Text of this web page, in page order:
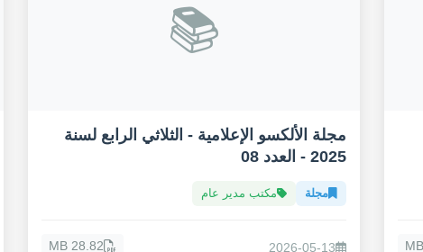
📚
مجلة الألكسو الإعلامية - الثلاثي الرابع لسنة
2025 - العدد 08
مجلة مكتب مدير عام
2026-05-13
28.82 MB